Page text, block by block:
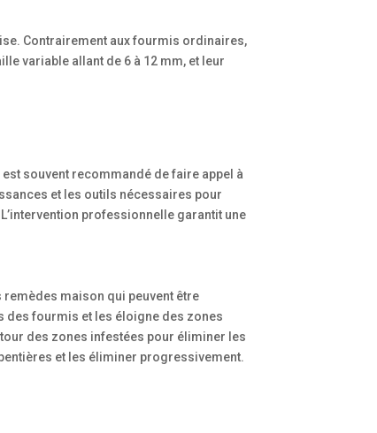
Contrairement aux fourmis ordinaires,
variable allant de 6 à 12 mm, et leur
souvent recommandé de faire appel à
et les outils nécessaires pour
professionnelle garantit une
maison qui peuvent être
des fourmis et les éloigne des zones
des zones infestées pour éliminer les
et les éliminer progressivement.